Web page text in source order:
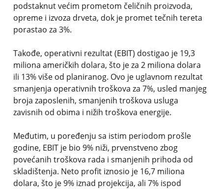
podstaknut većim prometom čeličnih proizvoda,
opreme i izvoza drveta, dok je promet tečnih tereta
porastao za 3%.
Takođe, operativni rezultat (EBIT) dostigao je 19,3
miliona američkih dolara, što je za 2 miliona dolara
ili 13% više od planiranog. Ovo je uglavnom rezultat
smanjenja operativnih troškova za 7%, usled manjeg
broja zaposlenih, smanjenih troškova usluga
zavisnih od obima i nižih troškova energije.
Međutim, u poređenju sa istim periodom prošle
godine, EBIT je bio 9% niži, prvenstveno zbog
povećanih troškova rada i smanjenih prihoda od
skladištenja. Neto profit iznosio je 16,7 miliona
dolara, što je 9% iznad projekcija, ali 7% ispod